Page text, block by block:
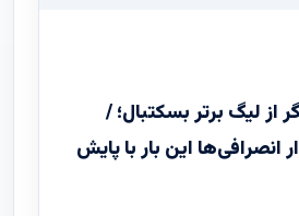
از لیگ برتر بسکتبال؛ /
انصرافی‌ها این بار با پایش